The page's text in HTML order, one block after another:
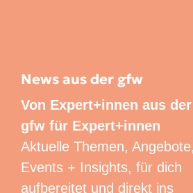
News aus der gfw
Von Expert+innen aus der
gfw für Expert+innen
Aktuelle Themen, Angebote,
Events + Insights, für dich
aufbereitet und direkt ins